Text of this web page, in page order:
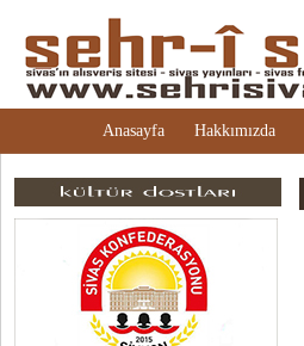
Anasayfa Hakkımızda